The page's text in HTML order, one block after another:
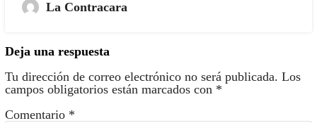
La Contracara
Deja una respuesta
Tu dirección de correo electrónico no será publicada. Los
campos obligatorios están marcados con *
Comentario *